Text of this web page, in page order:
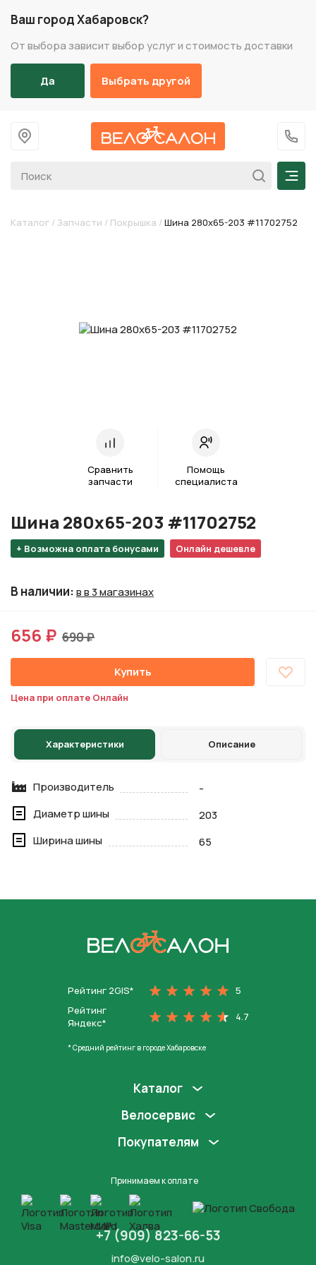
Ваш город Хабаровск?
От выбора зависит выбор услуг и стоимость доставки
Да Выбрать другой
На главную
+7
Каталог / Запчасти / Покрышка / Шина 280х65-203 #11702752
Сравнить
запчасти
Помощь
специалиста
+ Возможна оплата бонусами Онлайн дешевле
Шина 280х65-203 #11702752
В наличии:в в 3 магазинах
656 ₽ 690 ₽
Купить
Цена при оплате Онлайн
Характеристики Описание
Производитель
-
Диаметр шины
203
Ширина шины
65
Рейтинг 2GIS*
5
Рейтинг
Яндекс*
4.7
* Средний рейтинг в городе Хабаровске
Каталог
Велосервис
Покупателям
Принимаем к оплате
+7 (909) 823-66-53
info@velo-salon.ru